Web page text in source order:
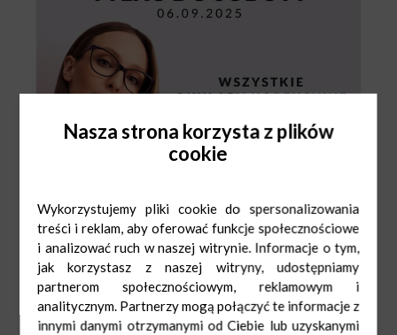
Nasza strona korzysta z plików
cookie
Wykorzystujemy pliki cookie do spersonalizowania
treści i reklam, aby oferować funkcje społecznościowe
i analizować ruch w naszej witrynie. Informacje o tym,
jak korzystasz z naszej witryny, udostępniamy
partnerom społecznościowym, reklamowym i
analitycznym. Partnerzy mogą połączyć te informacje z
innymi danymi otrzymanymi od Ciebie lub uzyskanymi